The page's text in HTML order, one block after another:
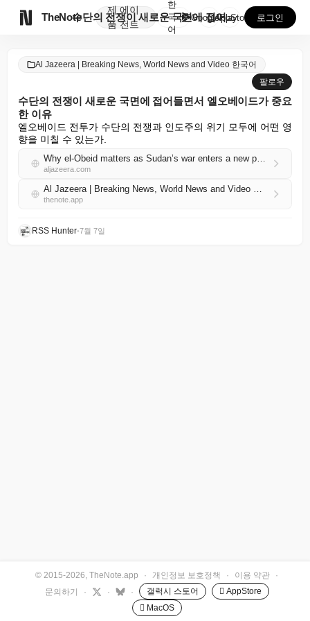
TheNote
제
품
에이
전트
수단의 전쟁이 새로운 국면에 접어들면서 엘오베이드가 중...
한
국
어
GooglePlay
AppStore 로그인
Al Jazeera | Breaking News, World News and Video 한국어
팔로우
수단의 전쟁이 새로운 국면에 접어들면서 엘오베이드가 중요
한 이유
엘오베이드 전투가 수단의 전쟁과 인도주의 위기 모두에 어떤 영
향을 미칠 수 있는가.
Why el-Obeid matters as Sudan’s war enters a new phase
aljazeera.com
Al Jazeera | Breaking News, World News and Video 한국어 RSS
thenote.app
RSS Hunter•7월 7일
© 2015-2026, TheNote.app · 개인정보 보호정책 · 이용 약관
·
문의하기
· · · 갤럭시 스토어
 AppStore
 MacOS